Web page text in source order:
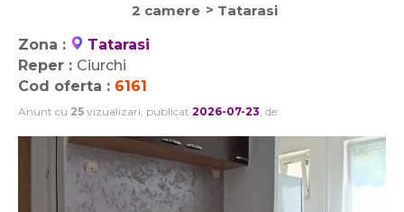
2 camere
Tatarasi
Zona :
Tatarasi
Reper : Ciurchi
Cod oferta : 6161
Anunt cu 25 vizualizari, publicat 2026-07-23, de: